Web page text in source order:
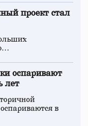
проект стал
оспаривают
лет
в